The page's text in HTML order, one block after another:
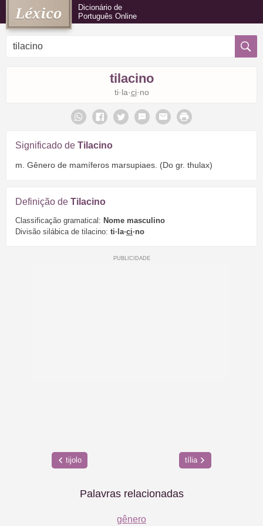
Dicionário de
Português Online
tilacino
ti·la·ci·no
Significado de Tilacino
m. Gênero de mamíferos marsupiaes. (Do gr. thulax)
Definição de Tilacino
Classificação gramatical: Nome masculino
Divisão silábica de tilacino: ti·la·ci·no
tijolo tília
Palavras relacionadas
gênero